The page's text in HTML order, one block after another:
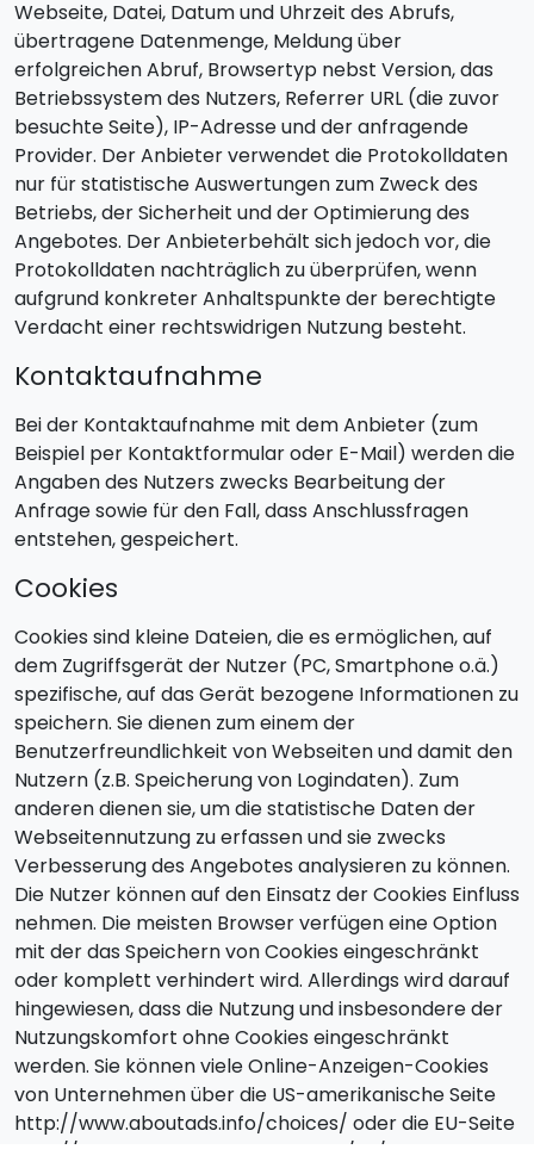
Webseite, Datei, Datum und Uhrzeit des Abrufs,
übertragene Datenmenge, Meldung über
erfolgreichen Abruf, Browsertyp nebst Version, das
Betriebssystem des Nutzers, Referrer URL (die zuvor
besuchte Seite), IP-Adresse und der anfragende
Provider. Der Anbieter verwendet die Protokolldaten
nur für statistische Auswertungen zum Zweck des
Betriebs, der Sicherheit und der Optimierung des
Angebotes. Der Anbieterbehält sich jedoch vor, die
Protokolldaten nachträglich zu überprüfen, wenn
aufgrund konkreter Anhaltspunkte der berechtigte
Verdacht einer rechtswidrigen Nutzung besteht.
Kontaktaufnahme
Bei der Kontaktaufnahme mit dem Anbieter (zum
Beispiel per Kontaktformular oder E-Mail) werden die
Angaben des Nutzers zwecks Bearbeitung der
Anfrage sowie für den Fall, dass Anschlussfragen
entstehen, gespeichert.
Cookies
Cookies sind kleine Dateien, die es ermöglichen, auf
dem Zugriffsgerät der Nutzer (PC, Smartphone o.ä.)
spezifische, auf das Gerät bezogene Informationen zu
speichern. Sie dienen zum einem der
Benutzerfreundlichkeit von Webseiten und damit den
Nutzern (z.B. Speicherung von Logindaten). Zum
anderen dienen sie, um die statistische Daten der
Webseitennutzung zu erfassen und sie zwecks
Verbesserung des Angebotes analysieren zu können.
Die Nutzer können auf den Einsatz der Cookies Einfluss
nehmen. Die meisten Browser verfügen eine Option
mit der das Speichern von Cookies eingeschränkt
oder komplett verhindert wird. Allerdings wird darauf
hingewiesen, dass die Nutzung und insbesondere der
Nutzungskomfort ohne Cookies eingeschränkt
werden. Sie können viele Online-Anzeigen-Cookies
von Unternehmen über die US-amerikanische Seite
http://www.aboutads.info/choices/ oder die EU-Seite
http://www.youronlinechoices.com/uk/your-ad-